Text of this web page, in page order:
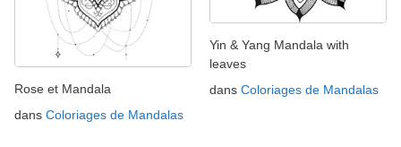
Rose et Mandala
dans Coloriages de Mandalas
Yin & Yang Mandala with
leaves
dans Coloriages de Mandalas